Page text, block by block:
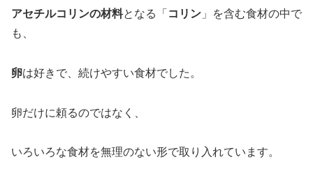
アセチルコリンの材料となる「 コリン 」を含む食材の中で
も、
卵は好きで、続けやすい食材でした。
卵だけに頼るのではなく、
いろいろな食材を無理のない形で取り入れています。